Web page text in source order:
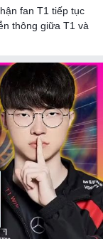
fan T1 tiếp tục
thông giữa T1 và